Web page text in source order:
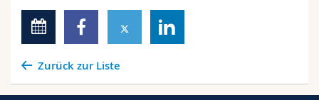
Zurück zur Liste